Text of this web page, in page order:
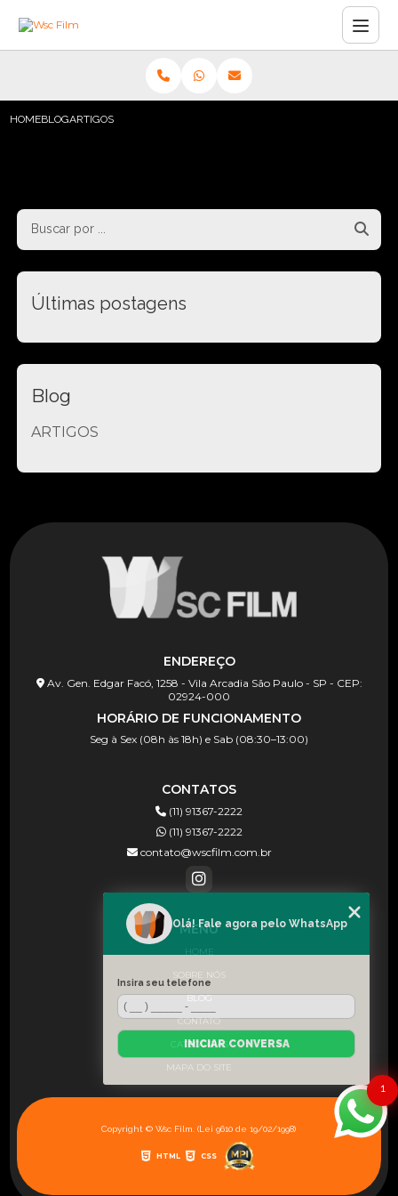
HOMEBLOGARTIGOS
Últimas postagens
Blog
ARTIGOS
ENDEREÇO
Av. Gen. Edgar Facó, 1258 - Vila Arcadia São Paulo - SP - CEP:
02924-000
HORÁRIO DE FUNCIONAMENTO
Seg à Sex (08h às 18h) e Sab (08:30–13:00)
CONTATOS
(11) 91367-2222
(11) 91367-2222
contato@wscfilm.com.br
MENU
HOME
SOBRE NÓS
BLOG
CONTATO
CATEGORIAS
MAPA DO SITE
Copyright © Wsc Film. (Lei 9610 de 19/02/1998)
HTML CSS
1
Olá! Fale agora pelo WhatsApp
Insira seu telefone
INICIAR CONVERSA